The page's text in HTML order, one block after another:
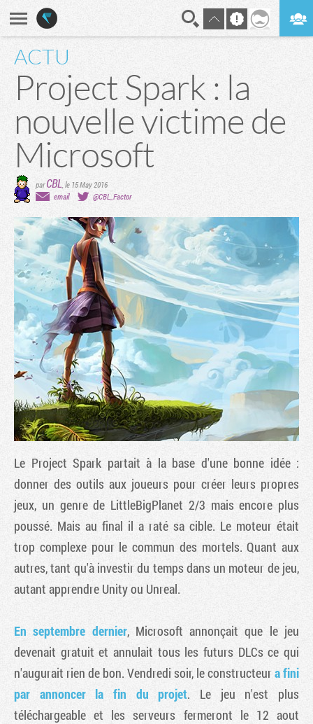
ACTU
Project Spark : la
nouvelle victime de
Microsoft
parCBL le 15 May 2016
email
@CBL_Factor
Le Project Spark partait à la base d'une bonne idée :
donner des outils aux joueurs pour créer leurs propres
jeux, un genre de LittleBigPlanet 2/3 mais encore plus
poussé. Mais au final il a raté sa cible. Le moteur était
trop complexe pour le commun des mortels. Quant aux
autres, tant qu'à investir du temps dans un moteur de jeu,
autant apprendre Unity ou Unreal.
En septembre dernier, Microsoft annonçait que le jeu
devenait gratuit et annulait tous les futurs DLCs ce qui
n'augurait rien de bon. Vendredi soir, le constructeura fini
par annoncer la fin du projet. Le jeu n'est plus
téléchargeable et les serveurs fermeront le 12 aout
Tribune